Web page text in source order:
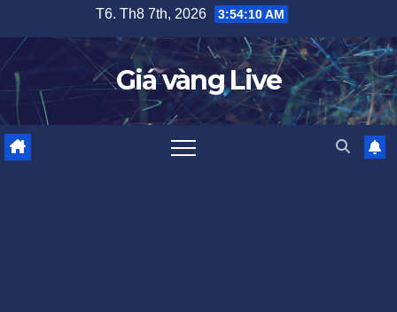
content
T6. Th8 7th, 2026 3:54:10 AM
Giá vàng Live